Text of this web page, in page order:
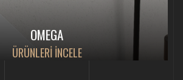
OMEGA
ÜRÜNLERİ İNCELE